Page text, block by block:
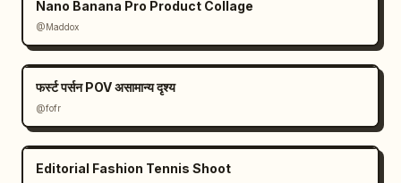
Nano Banana Pro Product Collage
@Maddox
फर्स्ट पर्सन POV असामान्य दृश्य
@fofr
Editorial Fashion Tennis Shoot